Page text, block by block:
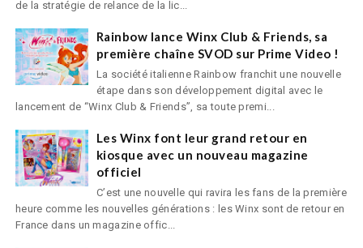
de la stratégie de relance de la lic...
Rainbow lance Winx Club & Friends, sa
première chaîne SVOD sur Prime Video !
La société italienne Rainbow franchit une nouvelle
étape dans son développement digital avec le
lancement de “Winx Club & Friends”, sa toute premi...
Les Winx font leur grand retour en
kiosque avec un nouveau magazine
officiel
C’est une nouvelle qui ravira les fans de la première
heure comme les nouvelles générations : les Winx sont de retour en
France dans un magazine offic...